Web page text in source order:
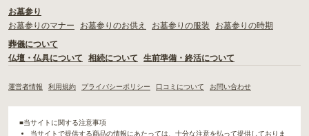
お墓参り
お墓参りのマナー
お墓参りのお供え お墓参りの服装
お墓参りの時期
葬儀について
仏壇・仏具について
相続について 生前準備・終活について
運営者情報 利用規約 プライバシーポリシー 口コミについて お問い合わせ
■当サイトに関する注意事項
当サイトで提供する商品の情報にあたっては、十分な注意を払って提供しておりま